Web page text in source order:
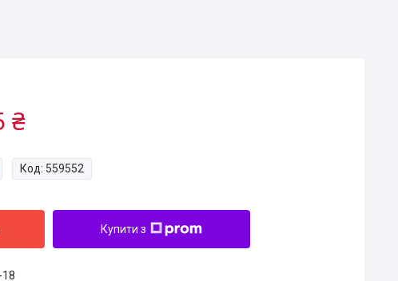
₴
Код: 559552
Купити з